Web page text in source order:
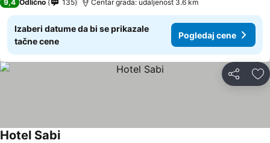
9,4 Odlično 135 Centar grada: udaljenost 3.6 km
Izaberi datume da bi se prikazale
tačne cene
Pogledaj cene
Deli
Hotel Sabi